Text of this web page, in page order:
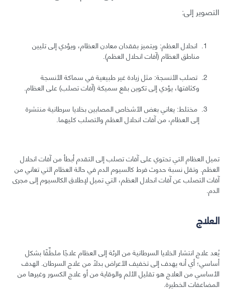
التصوير إلى:
انحلال العظم: ويتميز بفقدان معادن العظام، ويؤدي إلى تليين
مناطق العظام (آفات انحلال العظم).
تصلب الأنسجة: مثل زيادة غير طبيعية في سماكة الأنسجة
وكثافتها، يؤدي إلى تكوين بقع سميكة (آفات تصلب) على العظام.
مختلط: يعاني بعض الأشخاص المصابين بخلايا سرطانية منتشرة
إلى العظام، من آفات انحلال العظم والتصلب كليهما.
تميل العظام التي تحتوي على آفات تصلب إلى التقدم أبطأ من آفات انحلال
العظم. وتقل نسبة حدوث فرط كالسيوم الدم في حالة العظام التي تعاني من
آفات التصلب عن آفات انحلال العظم، التي تميل لإطلاق الكالسيوم إلى مجرى
الدم.
العلاج
يُعد علاج انتشار الخلايا السرطانية من الرئة إلى العظام علاجًا ملطِّفًا بشكل
أساسي؛ أي أنه يهدف إلى تخفيف الأعراض بدلاً من علاج السرطان. الهدف
الأساسي من العلاج هو تقليل الألم والوقاية من أو علاج الكسور وغيرها من
المضاعفات الخطيرة.